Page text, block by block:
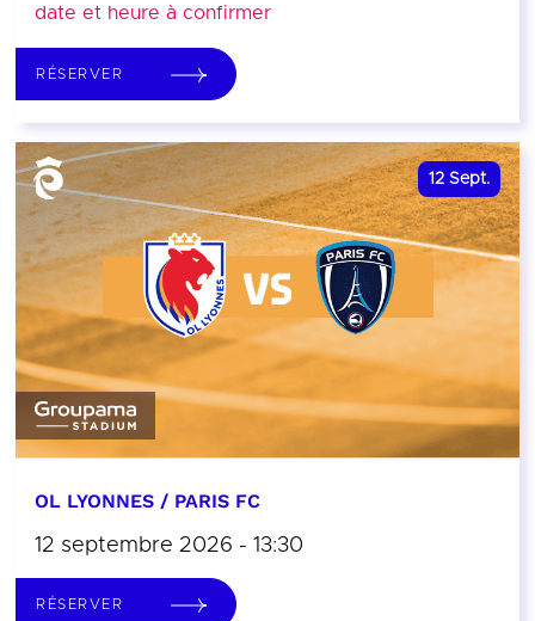
date et heure à confirmer
RÉSERVER
12 Sept.
OL LYONNES / PARIS FC
12 septembre 2026 - 13:30
RÉSERVER